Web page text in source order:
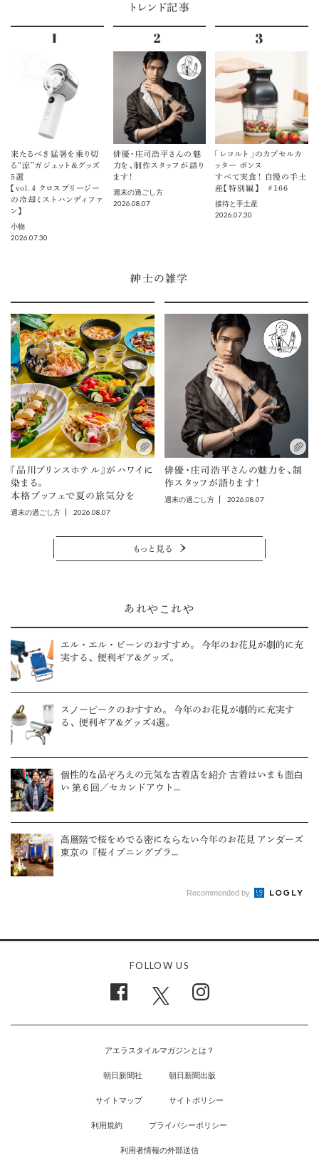
トレンド記事
来たるべき猛暑を乗り切
る“涼”ガジェット＆グッズ
5選
【vol.４ クロスブリージー
の冷却ミストハンディファ
ン】
小物
2026.07.30
俳優・庄司浩平さんの魅
力を、制作スタッフが語り
ます！
週末の過ごし方
2026.08.07
「レコルト」のカプセルカ
ッター ボンヌ
すべて実食！ 自慢の手土
産【特別編】 ＃166
接待と手土産
2026.07.30
紳士の雑学
『品川プリンスホテル』がハワイに
染まる。
本格ブッフェで夏の旅気分を
週末の過ごし方 2026.08.07
俳優・庄司浩平さんの魅力を、制
作スタッフが語ります！
週末の過ごし方 2026.08.07
もっと見る
あれやこれや
エル・エル・ビーンのおすすめ。 今年のお花見が劇的に充
実する、便利ギア&グッズ。
スノーピークのおすすめ。 今年のお花見が劇的に充実す
る、便利ギア&グッズ4選。
個性的な品ぞろえの元気な古着店を紹介 古着はいまも面白
い 第６回／セカンドアウト...
高層階で桜をめでる密にならない今年のお花見 アンダーズ
東京の『桜イブニングプラ...
Recommended by
FOLLOW US
アエラスタイルマガジンとは？
朝日新聞社 朝日新聞出版
サイトマップ サイトポリシー
利用規約 プライバシーポリシー
利用者情報の外部送信